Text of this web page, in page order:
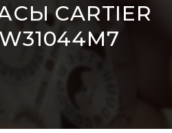
CARTIER